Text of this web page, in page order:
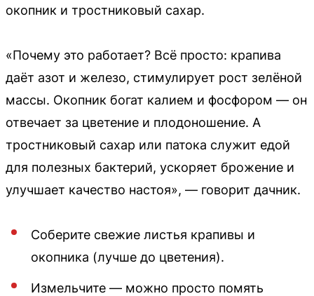
окопник и тростниковый сахар.
«Почему это работает? Всё просто: крапива
даёт азот и железо, стимулирует рост зелёной
массы. Окопник богат калием и фосфором — он
отвечает за цветение и плодоношение. А
тростниковый сахар или патока служит едой
для полезных бактерий, ускоряет брожение и
улучшает качество настоя», — говорит дачник.
Соберите свежие листья крапивы и
окопника (лучше до цветения).
Измельчите — можно просто помять